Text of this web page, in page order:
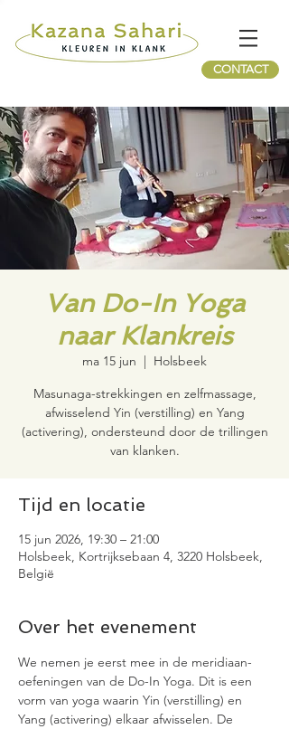
CONTACT
Van Do-In Yoga
naar Klankreis
ma 15 jun
  |
Holsbeek
Masunaga-strekkingen en zelfmassage,
afwisselend Yin (verstilling) en Yang
(activering), ondersteund door de trillingen
van klanken.
Tijd en locatie
15 jun 2026, 19:30 – 21:00
Holsbeek, Kortrijksebaan 4, 3220 Holsbeek,
België
Over het evenement
We nemen je eerst mee in de meridiaan-
oefeningen van de Do-In Yoga. Dit is een
vorm van yoga waarin Yin (verstilling) en
Yang (activering) elkaar afwisselen. De